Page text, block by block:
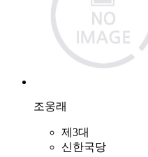
조웅래
제3대
신한국당